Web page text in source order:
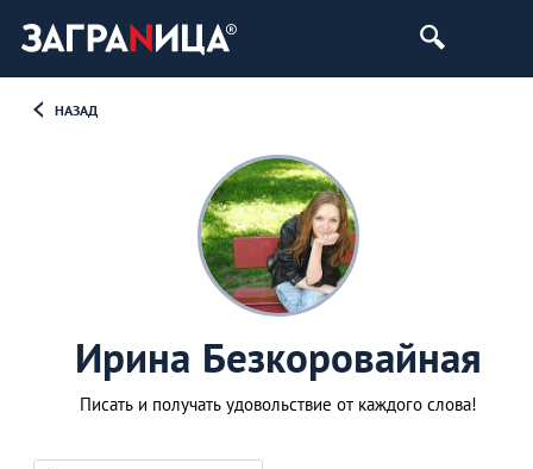
НАЗАД
Ирина Безкоровайная
Писать и получать удовольствие от каждого слова!